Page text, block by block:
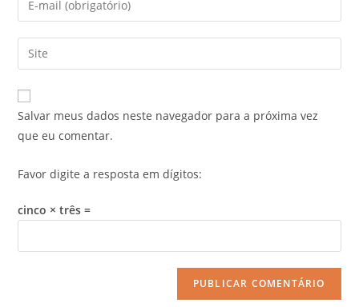
Salvar meus dados neste navegador para a próxima vez
que eu comentar.
Favor digite a resposta em dígitos:
cinco × três =